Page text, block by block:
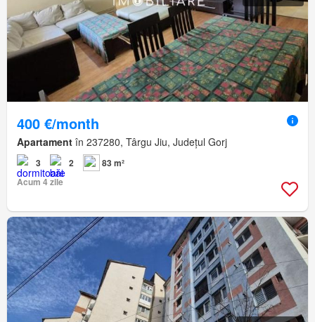
400 €/month
Apartament în 237280, Târgu Jiu, Județul Gorj
3 2
83 m²
Acum 4 zile